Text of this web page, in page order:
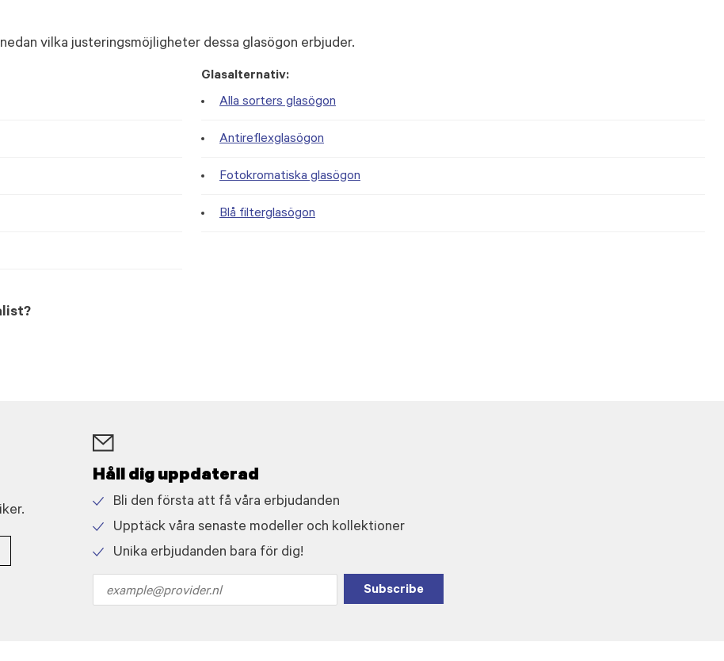
vilka justeringsmöjligheter dessa glasögon erbjuder.
Glasalternativ:
Alla sorters glasögon
Antireflexglasögon
Fotokromatiska glasögon
Blå filterglasögon
Håll dig uppdaterad
icon
Bli den första att få våra erbjudanden
icon
Upptäck våra senaste modeller och kollektioner
Unika erbjudanden bara för dig!
address
Subscribe